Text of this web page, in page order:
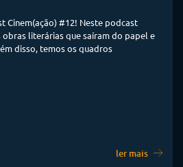
Cinem(ação) #12! Neste podcast
literárias que saíram do papel e
disso, temos os quadros
ler mais